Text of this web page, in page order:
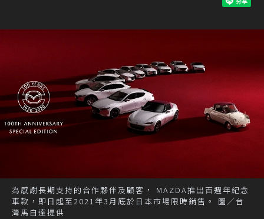
為感謝長期支持的合作夥伴及顧客， MAZDA推出百週年紀念
車款，即日起至2021年3月底於日本市場限時銷售。 圖／台
灣馬自達提供